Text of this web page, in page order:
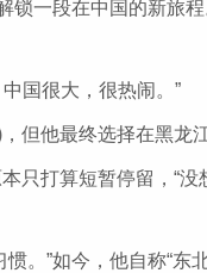
一段在中国的新旅程
国很大，很热闹。”
他最终选择在黑龙江
只打算短暂停留，“
”如今，他自称“东